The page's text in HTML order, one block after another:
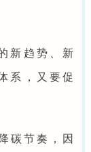
新趋势、新
系，又要促
碳节奏，因